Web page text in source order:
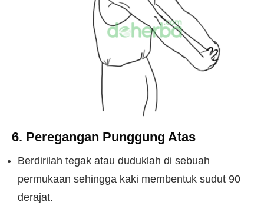
6. Peregangan Punggung Atas
Berdirilah tegak atau duduklah di sebuah
permukaan sehingga kaki membentuk sudut 90
derajat.